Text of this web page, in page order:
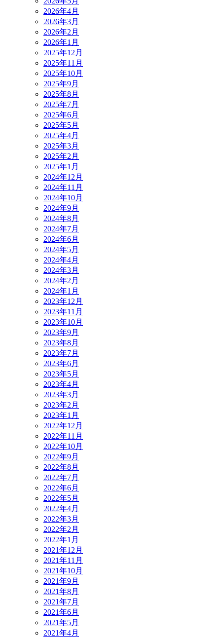
2026年4月
2026年3月
2026年2月
2026年1月
2025年12月
2025年11月
2025年10月
2025年9月
2025年8月
2025年7月
2025年6月
2025年5月
2025年4月
2025年3月
2025年2月
2025年1月
2024年12月
2024年11月
2024年10月
2024年9月
2024年8月
2024年7月
2024年6月
2024年5月
2024年4月
2024年3月
2024年2月
2024年1月
2023年12月
2023年11月
2023年10月
2023年9月
2023年8月
2023年7月
2023年6月
2023年5月
2023年4月
2023年3月
2023年2月
2023年1月
2022年12月
2022年11月
2022年10月
2022年9月
2022年8月
2022年7月
2022年6月
2022年5月
2022年4月
2022年3月
2022年2月
2022年1月
2021年12月
2021年11月
2021年10月
2021年9月
2021年8月
2021年7月
2021年6月
2021年5月
2021年4月